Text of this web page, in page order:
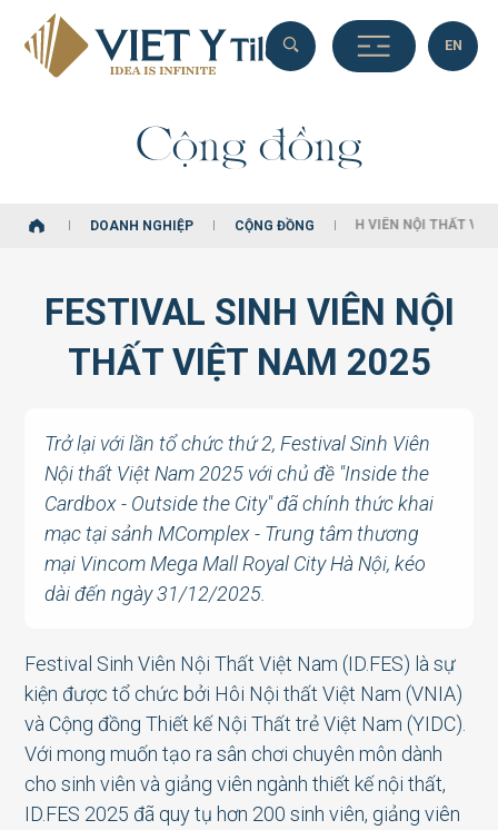
EN
DOANH NGHIỆP CỘNG ĐỒNG
Cộng đồng
DOANH NGHIỆP CỘNG ĐỒNG
FESTIVAL SINH VIÊN NỘI THẤT VIỆT
FESTIVAL SINH VIÊN NỘI
THẤT VIỆT NAM 2025
Trở lại với lần tổ chức thứ 2, Festival Sinh Viên
Nội thất Việt Nam 2025 với chủ đề "Inside the
Cardbox - Outside the City" đã chính thức khai
mạc tại sảnh MComplex - Trung tâm thương
mại Vincom Mega Mall Royal City Hà Nội, kéo
dài đến ngày 31/12/2025.
Festival Sinh Viên Nội Thất Việt Nam (ID.FES) là sự
kiện được tổ chức bởi Hôi Nội thất Việt Nam (VNIA)
và Cộng đồng Thiết kế Nội Thất trẻ Việt Nam (YIDC).
Với mong muốn tạo ra sân chơi chuyên môn dành
cho sinh viên và giảng viên ngành thiết kế nội thất,
ID.FES 2025 đã quy tụ hơn 200 sinh viên, giảng viên
Tìm
phẩm,
pháp
và nội
dung
khác.